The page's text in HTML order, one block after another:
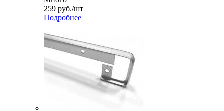
259 руб./шт
Подробнее